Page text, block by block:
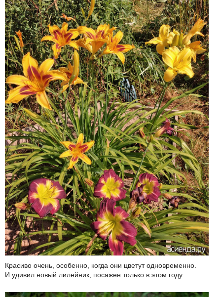
Красиво очень, особенно, когда они цветут одновременно.
И удивил новый лилейник, посажен только в этом году.